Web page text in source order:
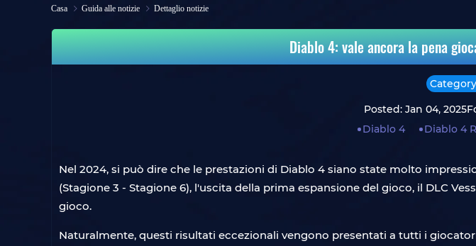
Casa Guida alle notizie Dettaglio notizie
Diablo 4: vale ancora la pena
Posted: Jan 04, 2025
Diablo 4
Diablo 4
Nel 2024, si può dire che le prestazioni di Diablo 4 siano state molto
(Stagione 3 - Stagione 6), l'uscita della prima espansione del gioco, il DLC
gioco.
Naturalmente, questi risultati eccezionali vengono presentati a tutti i